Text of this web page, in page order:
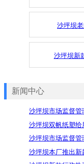
沙坪坝
沙坪坝新
新闻中心
沙坪坝双帆纸塑给
沙坪坝市场监督
沙坪坝本厂推出